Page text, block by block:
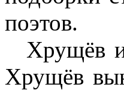
поэтов.
Хрущёв
Хрущёв